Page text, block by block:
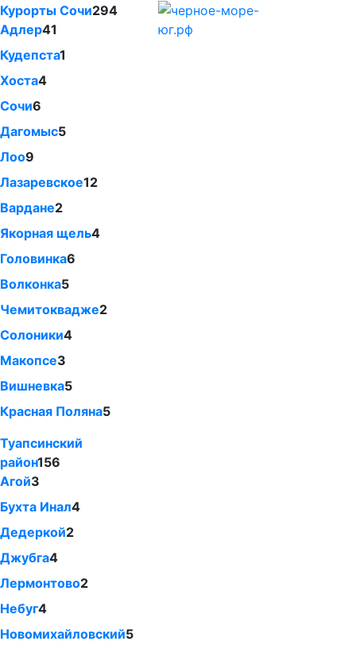
Курорты Сочи294
Адлер41
Кудепста1
Хоста4
Сочи6
Дагомыс5
Лоо9
Лазаревское12
Вардане2
Якорная щель4
Головинка6
Волконка5
Чемитоквадже2
Солоники4
Макопсе3
Вишневка5
Красная Поляна5
Туапсинский
район156
Агой3
Бухта Инал4
Дедеркой2
Джубга4
Лермонтово2
Небуг4
Новомихайловский5